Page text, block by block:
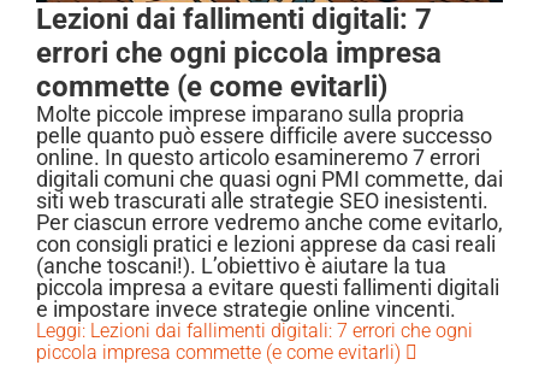
Lezioni dai fallimenti digitali: 7
errori che ogni piccola impresa
commette (e come evitarli)
Molte piccole imprese imparano sulla propria
pelle quanto può essere difficile avere successo
online. In questo articolo esamineremo 7 errori
digitali comuni che quasi ogni PMI commette, dai
siti web trascurati alle strategie SEO inesistenti.
Per ciascun errore vedremo anche come evitarlo,
con consigli pratici e lezioni apprese da casi reali
(anche toscani!). L’obiettivo è aiutare la tua
piccola impresa a evitare questi fallimenti digitali
e impostare invece strategie online vincenti.
Leggi: Lezioni dai fallimenti digitali: 7 errori che ogni
piccola impresa commette (e come evitarli)